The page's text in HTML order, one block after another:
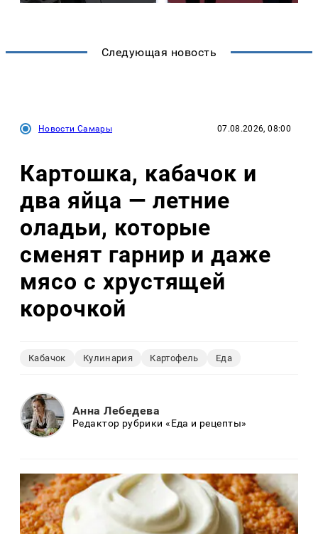
Следующая новость
Новости Самары 07.08.2026, 08:00
Картошка, кабачок и
два яйца — летние
оладьи, которые
сменят гарнир и даже
мясо с хрустящей
корочкой
Кабачок Кулинария Картофель Еда
Анна Лебедева
Редактор рубрики «Еда и рецепты»